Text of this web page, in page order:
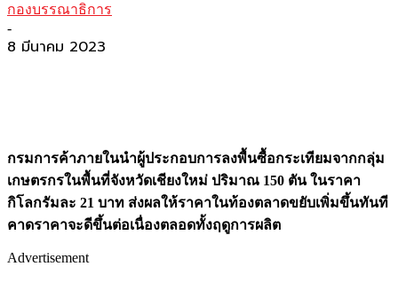
กองบรรณาธิการ
-
8 มีนาคม 2023
กรมการค้าภายในนำผู้ประกอบการลงพื้นซื้อกระเทียมจากกลุ่ม
เกษตรกรในพื้นที่จังหวัดเชียงใหม่ ปริมาณ 150 ตัน ในราคา
กิโลกรัมละ 21 บาท ส่งผลให้ราคาในท้องตลาดขยับเพิ่มขึ้นทันที
คาดราคาจะดีขึ้นต่อเนื่องตลอดทั้งฤดูการผลิต
Advertisement